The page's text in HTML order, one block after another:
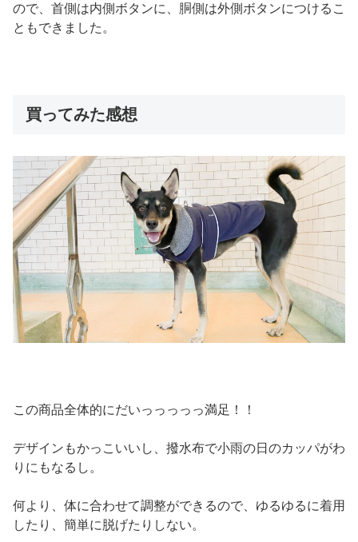
ので、首側は内側ボタンに、胴側は外側ボタンにつけるこ
ともできました。
買ってみた感想
この商品全体的にだいっっっっっ満足！！
デザインもかっこいいし、撥水布で小雨の日のカッパがわ
りにもなるし。
何より、体に合わせて調整ができるので、ゆるゆるに着用
したり、簡単に脱げたりしない。